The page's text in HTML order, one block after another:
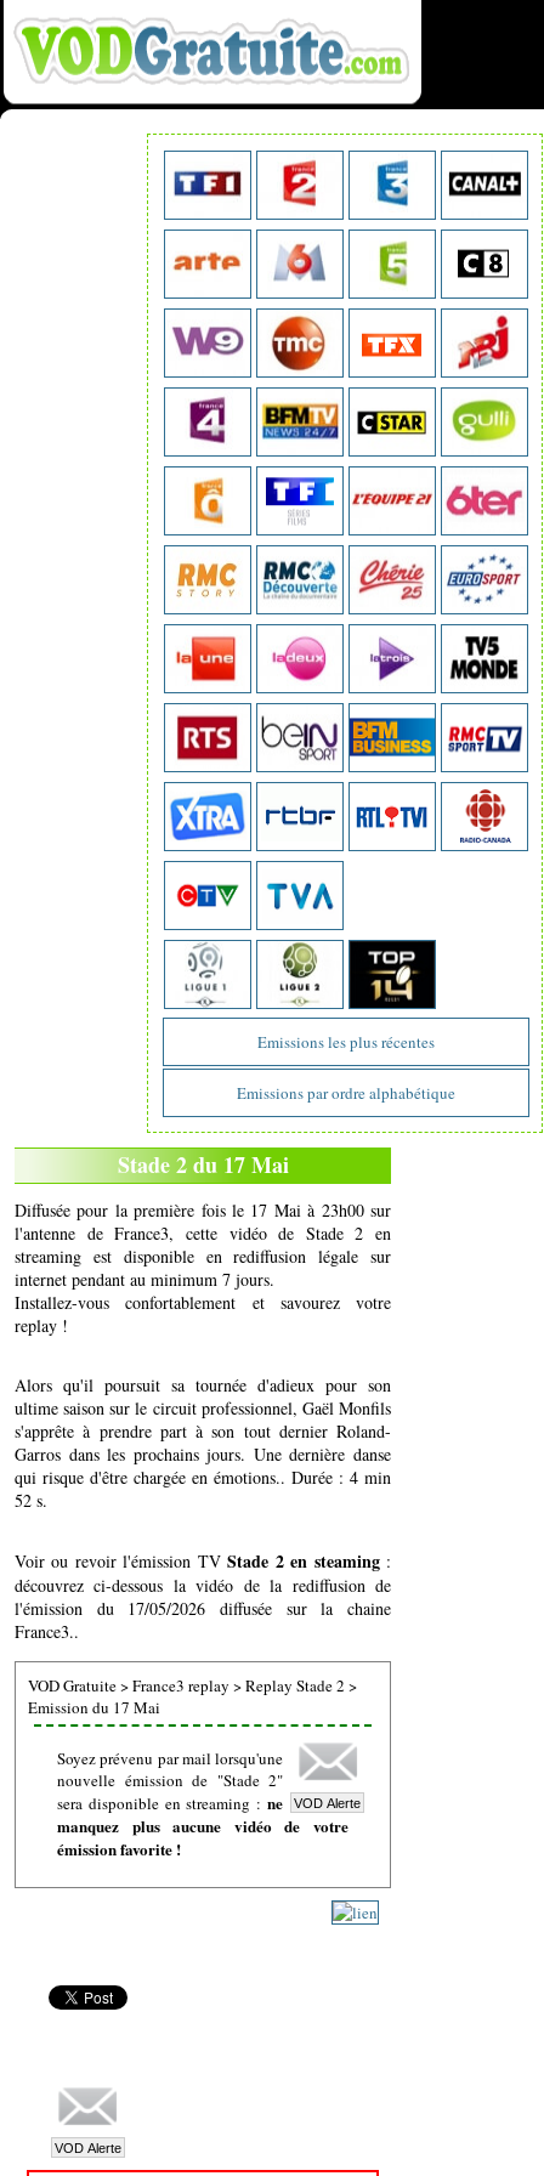
Emissions les plus récentes
Emissions par ordre alphabétique
Stade 2 du 17 Mai
Diffusée pour la première fois le 17 Mai à 23h00 sur
l'antenne de France3, cette vidéo de Stade 2 en
streaming est disponible en rediffusion légale sur
internet pendant au minimum 7 jours.
Installez-vous confortablement et savourez votre
replay !
Alors qu'il poursuit sa tournée d'adieux pour son
ultime saison sur le circuit professionnel, Gaël Monfils
s'apprête à prendre part à son tout dernier Roland-
Garros dans les prochains jours. Une dernière danse
qui risque d'être chargée en émotions.. Durée : 4 min
52 s.
Voir ou revoir l'émission TVStade 2 en steaming:
découvrez ci-dessous la vidéo de la rediffusion de
l'émission du 17/05/2026 diffusée sur la chaine
France3..
VOD Gratuite>France3 replay >Replay Stade 2 >
Emission du 17 Mai
Soyez prévenu par mail lorsqu'une
nouvelle émission de "Stade 2"
sera disponible en streaming : ne
manquez plus aucune vidéo de votre
émission favorite !